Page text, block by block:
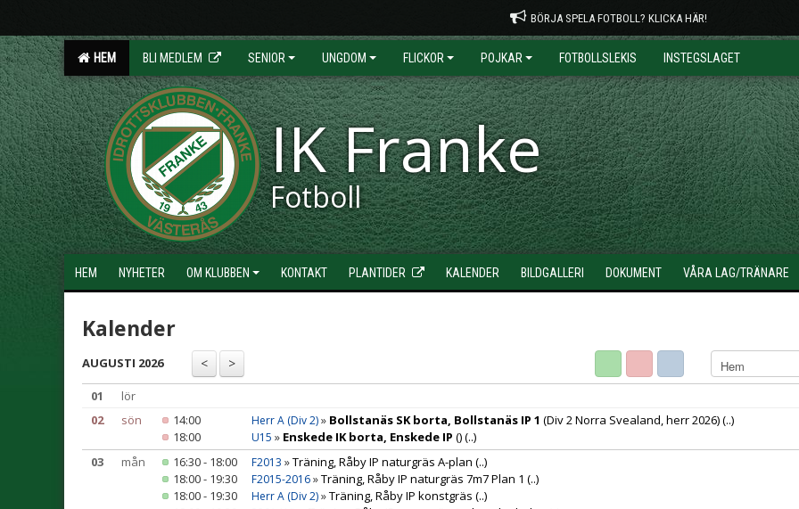
BÖRJA SPELA FOTBOLL? KLICKA HÄR!
HEM BLI MEDLEM SENIOR UNGDOM FLICKOR POJKAR FOTBOLLSLEKIS INSTEGSLAGET
IK Franke
Fotboll
HEM NYHETER OM KLUBBEN KONTAKT PLANTIDER KALENDER BILDGALLERI DOKUMENT VÅRA LAG/TRÄNARE
Kalender
AUGUSTI 2026
01
lör
02
sön 14:00 Herr A (Div 2)» Bollstanäs SK borta, Bollstanäs IP 1 (Div 2 Norra Svealand, herr 2026)(..)
18:00
U15 » Enskede IK borta, Enskede IP ()(..)
03
mån 16:30 - 18:00 F2013 »Träning, Råby IP naturgräs A-plan (..)
18:00 - 19:30
F2015-2016»Träning, Råby IP naturgräs 7m7 Plan 1 (..)
18:00 - 19:30
Herr A (Div 2)»Träning, Råby IP konstgräs (..)